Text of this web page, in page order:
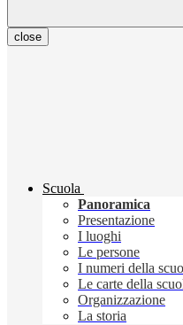
close
Scuola
Panoramica
Presentazione
I luoghi
Le persone
I numeri della
Le carte della
Organizzazione
La storia